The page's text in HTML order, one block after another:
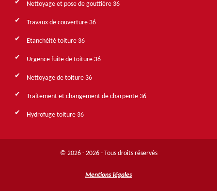
Nettoyage et pose de gouttière 36
Travaux de couverture 36
Etanchéité toiture 36
Urgence fuite de toiture 36
Nettoyage de toiture 36
Traitement et changement de charpente 36
Hydrofuge toiture 36
© 2026 - 2026 - Tous droits réservés
Mentions légales